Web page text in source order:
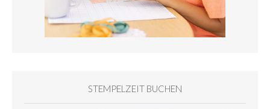
STEMPELZEIT BUCHEN